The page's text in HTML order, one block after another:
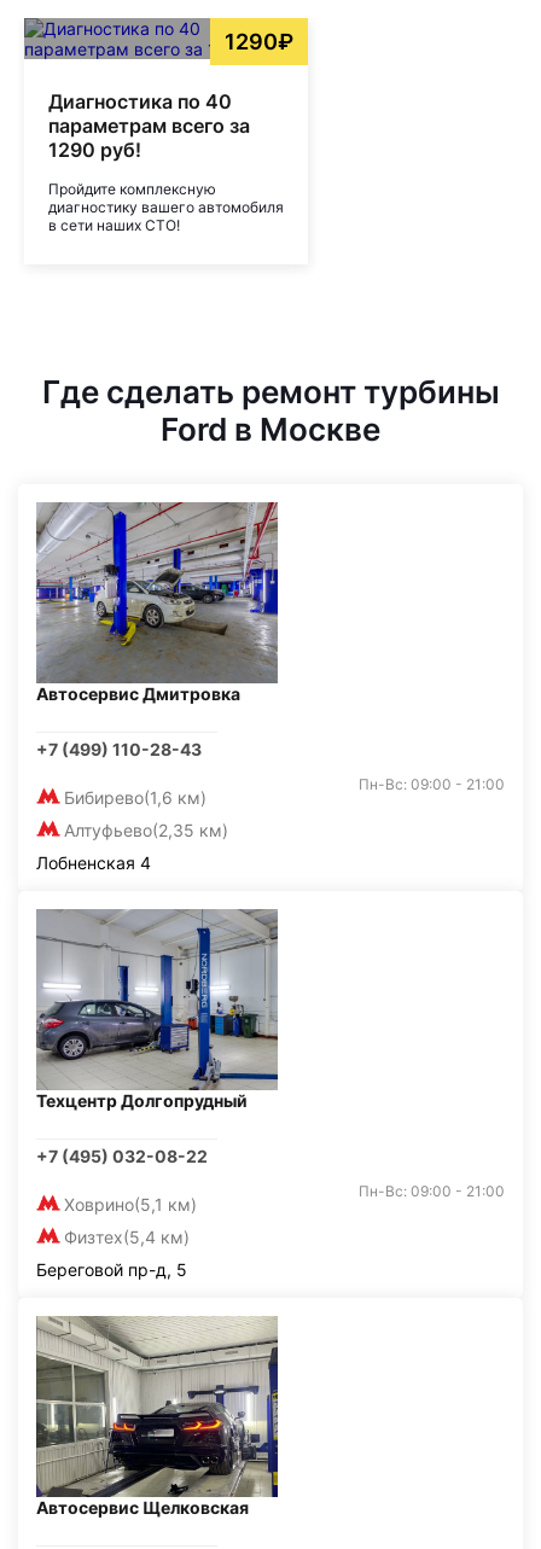
1290₽
Диагностика по 40
параметрам всего за
1290 руб!
Пройдите комплексную
диагностику вашего автомобиля
в сети наших СТО!
Где сделать ремонт турбины
Ford в Москве
Автосервис Дмитровка
+7 (499) 110-28-43
Бибирево(1,6 км)
Алтуфьево(2,35 км)
Пн-Вс: 09:00 - 21:00
Лобненская 4
Техцентр Долгопрудный
+7 (495) 032-08-22
Ховрино(5,1 км)
Физтех(5,4 км)
Пн-Вс: 09:00 - 21:00
Береговой пр-д, 5
Автосервис Щелковская